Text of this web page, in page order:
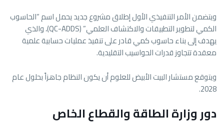
ويتضمن الأمر التنفيذي الأول إطلاق مشروع جديد يحمل اسم “الحاسوب
الكمي لتطوير التطبيقات والاكتشاف العلمي” (QC-ADDS)، والذي
يهدف إلى بناء حاسوب كمي قادر على تنفيذ عمليات حسابية علمية
معقدة تتجاوز قدرات الحواسيب التقليدية.
ويتوقع مستشار البيت الأبيض للعلوم أن يكون النظام جاهزاً بحلول عام
2028.
دور وزارة الطاقة والقطاع الخاص